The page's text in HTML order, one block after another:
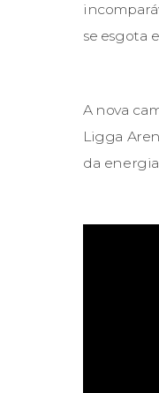
se esgota
A nova
Ligga
da